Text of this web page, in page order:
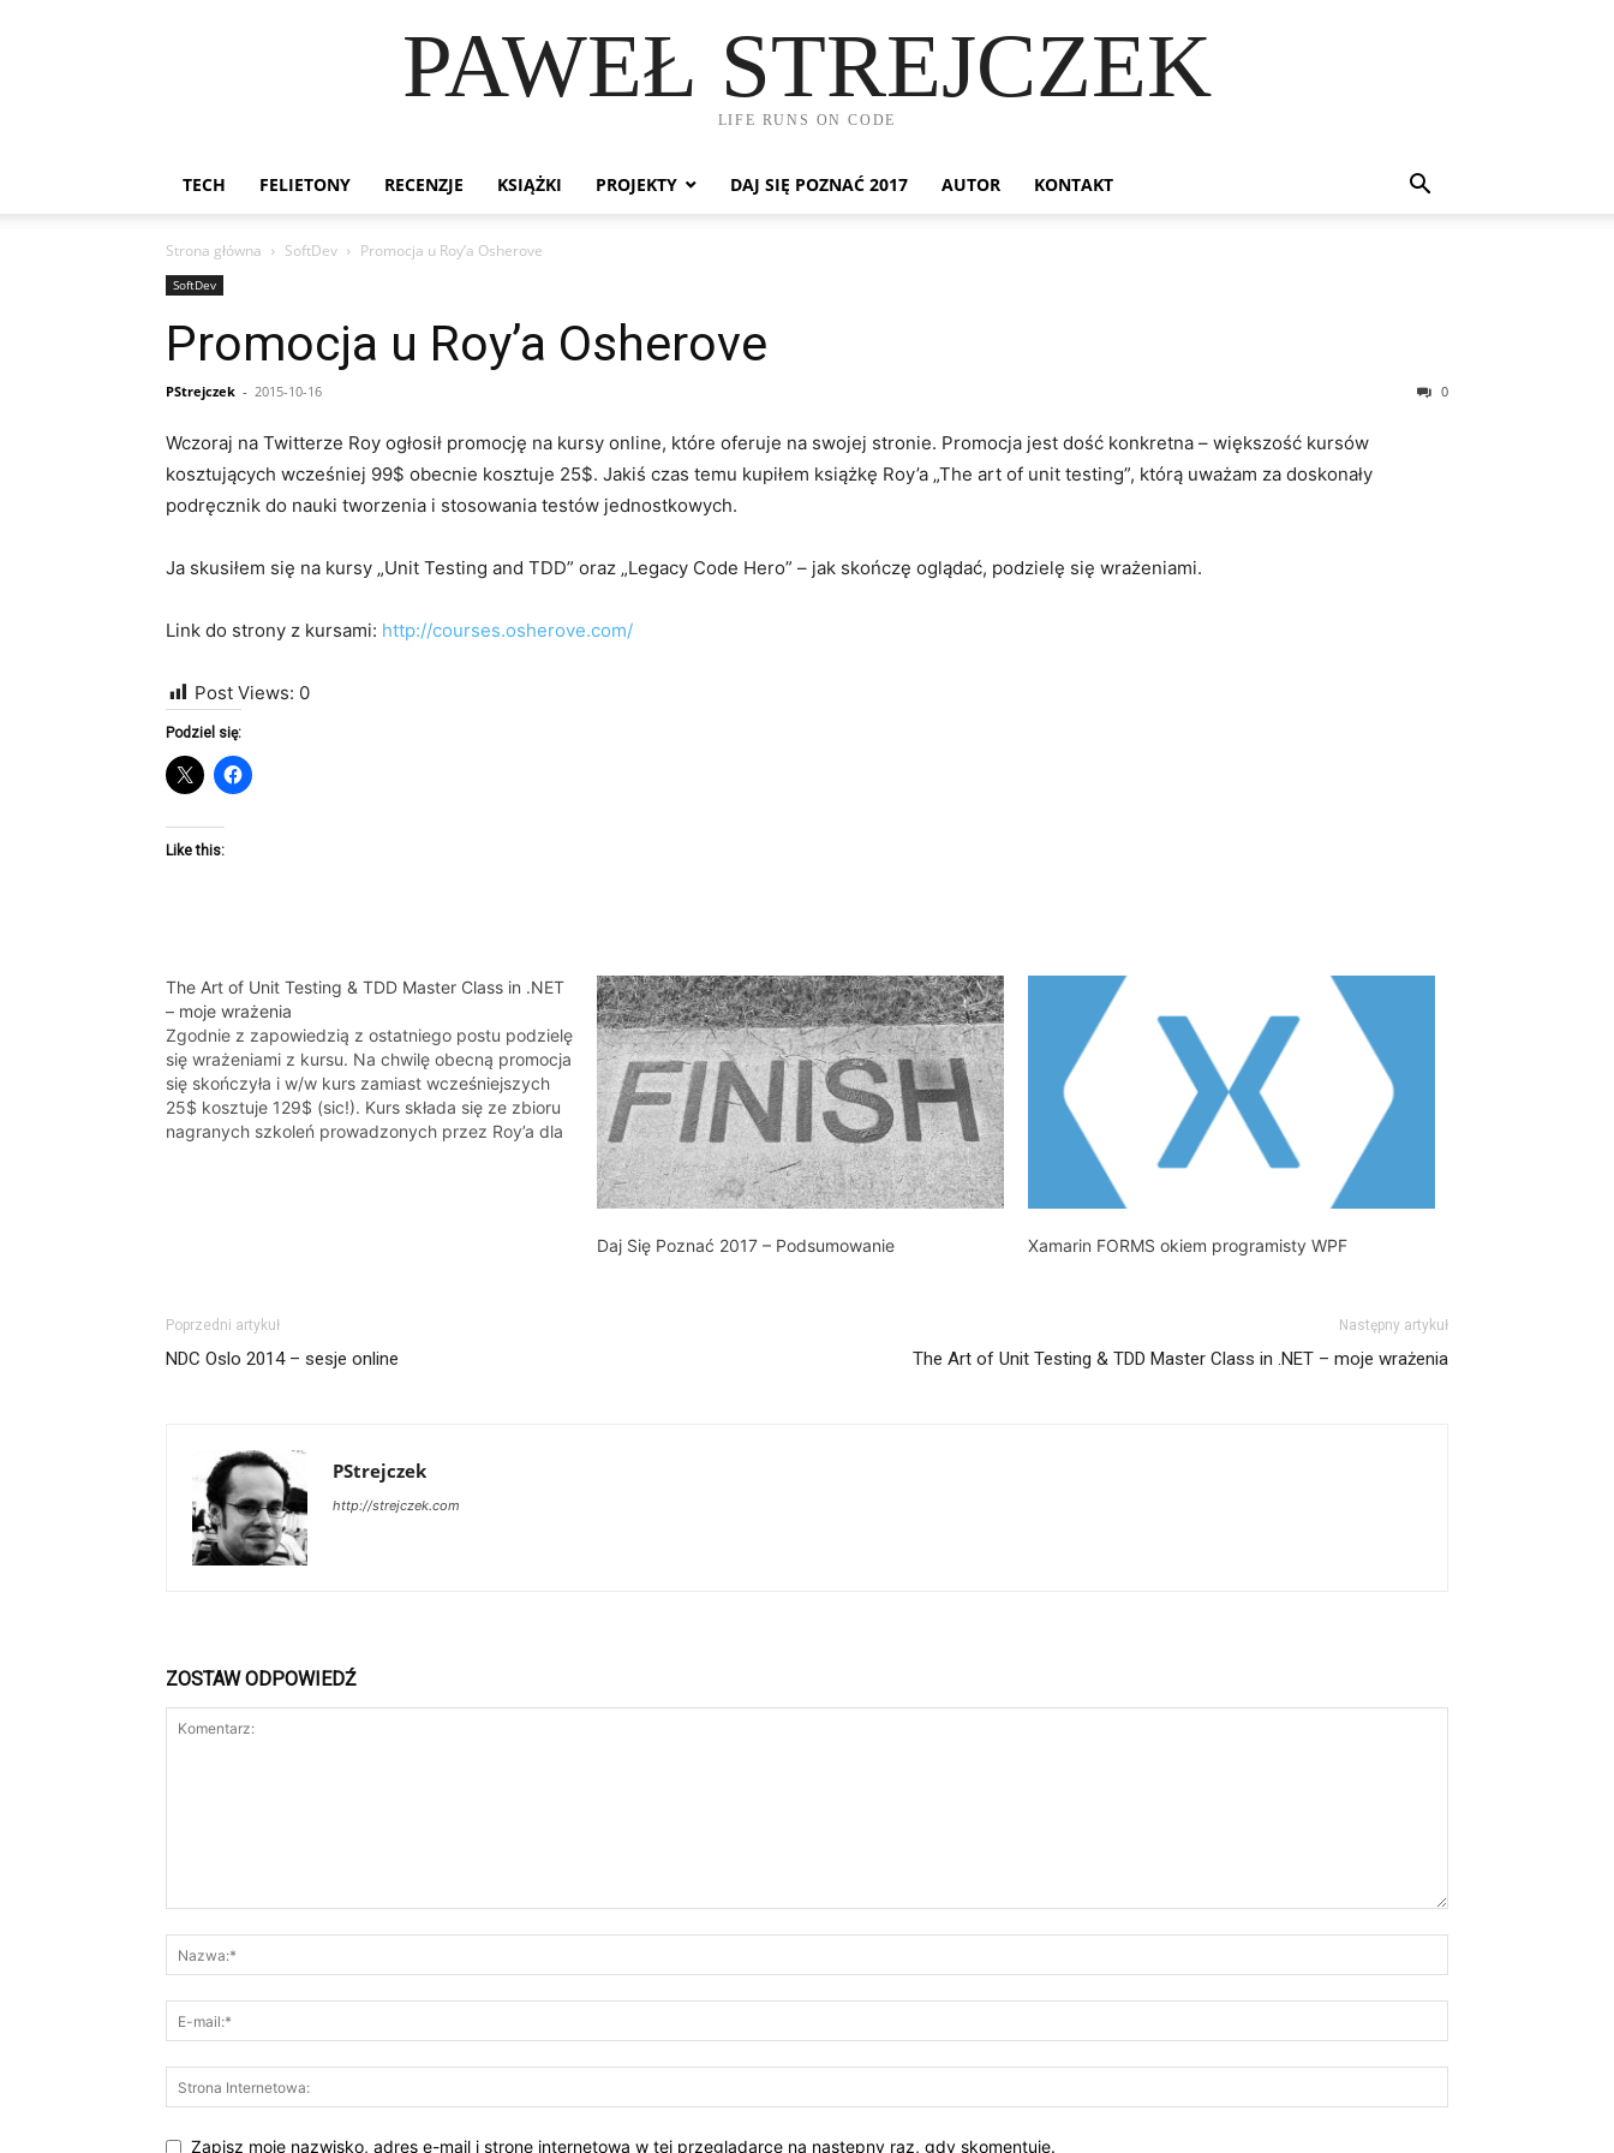
PAWEŁ STREJCZEK
LIFE RUNS ON CODE
TECH FELIETONY RECENZJE KSIĄŻKI PROJEKTY DAJ SIĘ POZNAĆ 2017 AUTOR KONTAKT
Strona główna SoftDev Promocja u Roy’a Osherove
SoftDev
Promocja u Roy’a Osherove
PStrejczek - 2015-10-16 0
Wczoraj na Twitterze Roy ogłosił promocję na kursy online, które oferuje na swojej stronie. Promocja jest dość konkretna – większość kursów
kosztujących wcześniej 99$ obecnie kosztuje 25$. Jakiś czas temu kupiłem książkę Roy’a „The art of unit testing”, którą uważam za doskonały
podręcznik do nauki tworzenia i stosowania testów jednostkowych.
Ja skusiłem się na kursy „Unit Testing and TDD” oraz „Legacy Code Hero” – jak skończę oglądać, podzielę się wrażeniami.
Link do strony z kursami: http://courses.osherove.com/
Post Views: 0
Podziel się:
Like this:
The Art of Unit Testing & TDD Master Class in .NET
– moje wrażenia
Zgodnie z zapowiedzią z ostatniego postu podzielę
się wrażeniami z kursu. Na chwilę obecną promocja
się skończyła i w/w kurs zamiast wcześniejszych
25$ kosztuje 129$ (sic!). Kurs składa się ze zbioru
nagranych szkoleń prowadzonych przez Roy’a dla
Daj Się Poznać 2017 – Podsumowanie Xamarin FORMS okiem programisty WPF
Poprzedni artykuł
NDC Oslo 2014 – sesje online
Następny artykuł
The Art of Unit Testing & TDD Master Class in .NET – moje wrażenia
PStrejczek
http://strejczek.com
ZOSTAW ODPOWIEDŹ
Zapisz moje nazwisko, adres e-mail i stronę internetową w tej przeglądarce na następny raz, gdy skomentuję.